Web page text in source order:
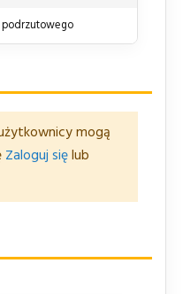
mogą
Zaloguj sięlub